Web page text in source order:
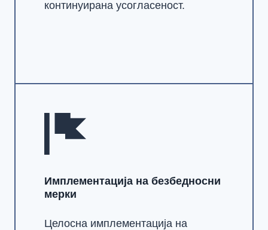
континуирана усогласеност.
Имплементација на безбедносни
мерки
Целосна имплементација на